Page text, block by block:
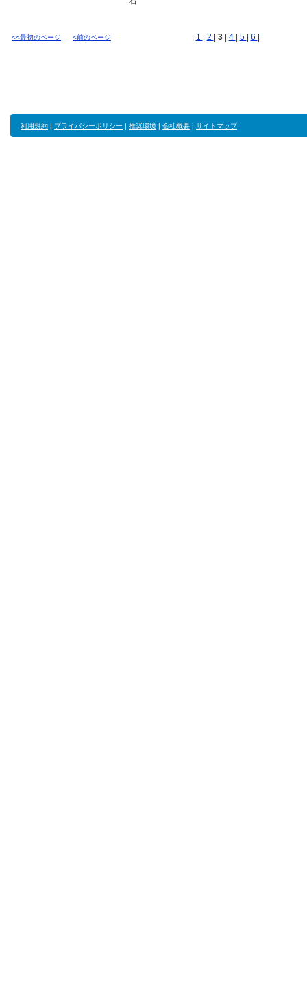
<<最初のページ <前のページ 1 2 3 4 5 6
利用規約 | プライバシーポリシー | 推奨環境 | 会社概要 | サイトマップ